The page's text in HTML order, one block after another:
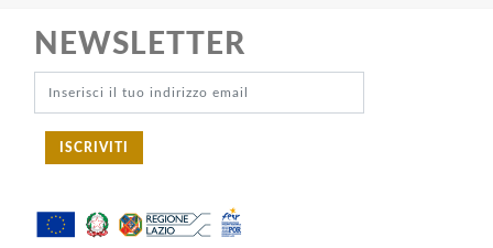
NEWSLETTER
ISCRIVITI